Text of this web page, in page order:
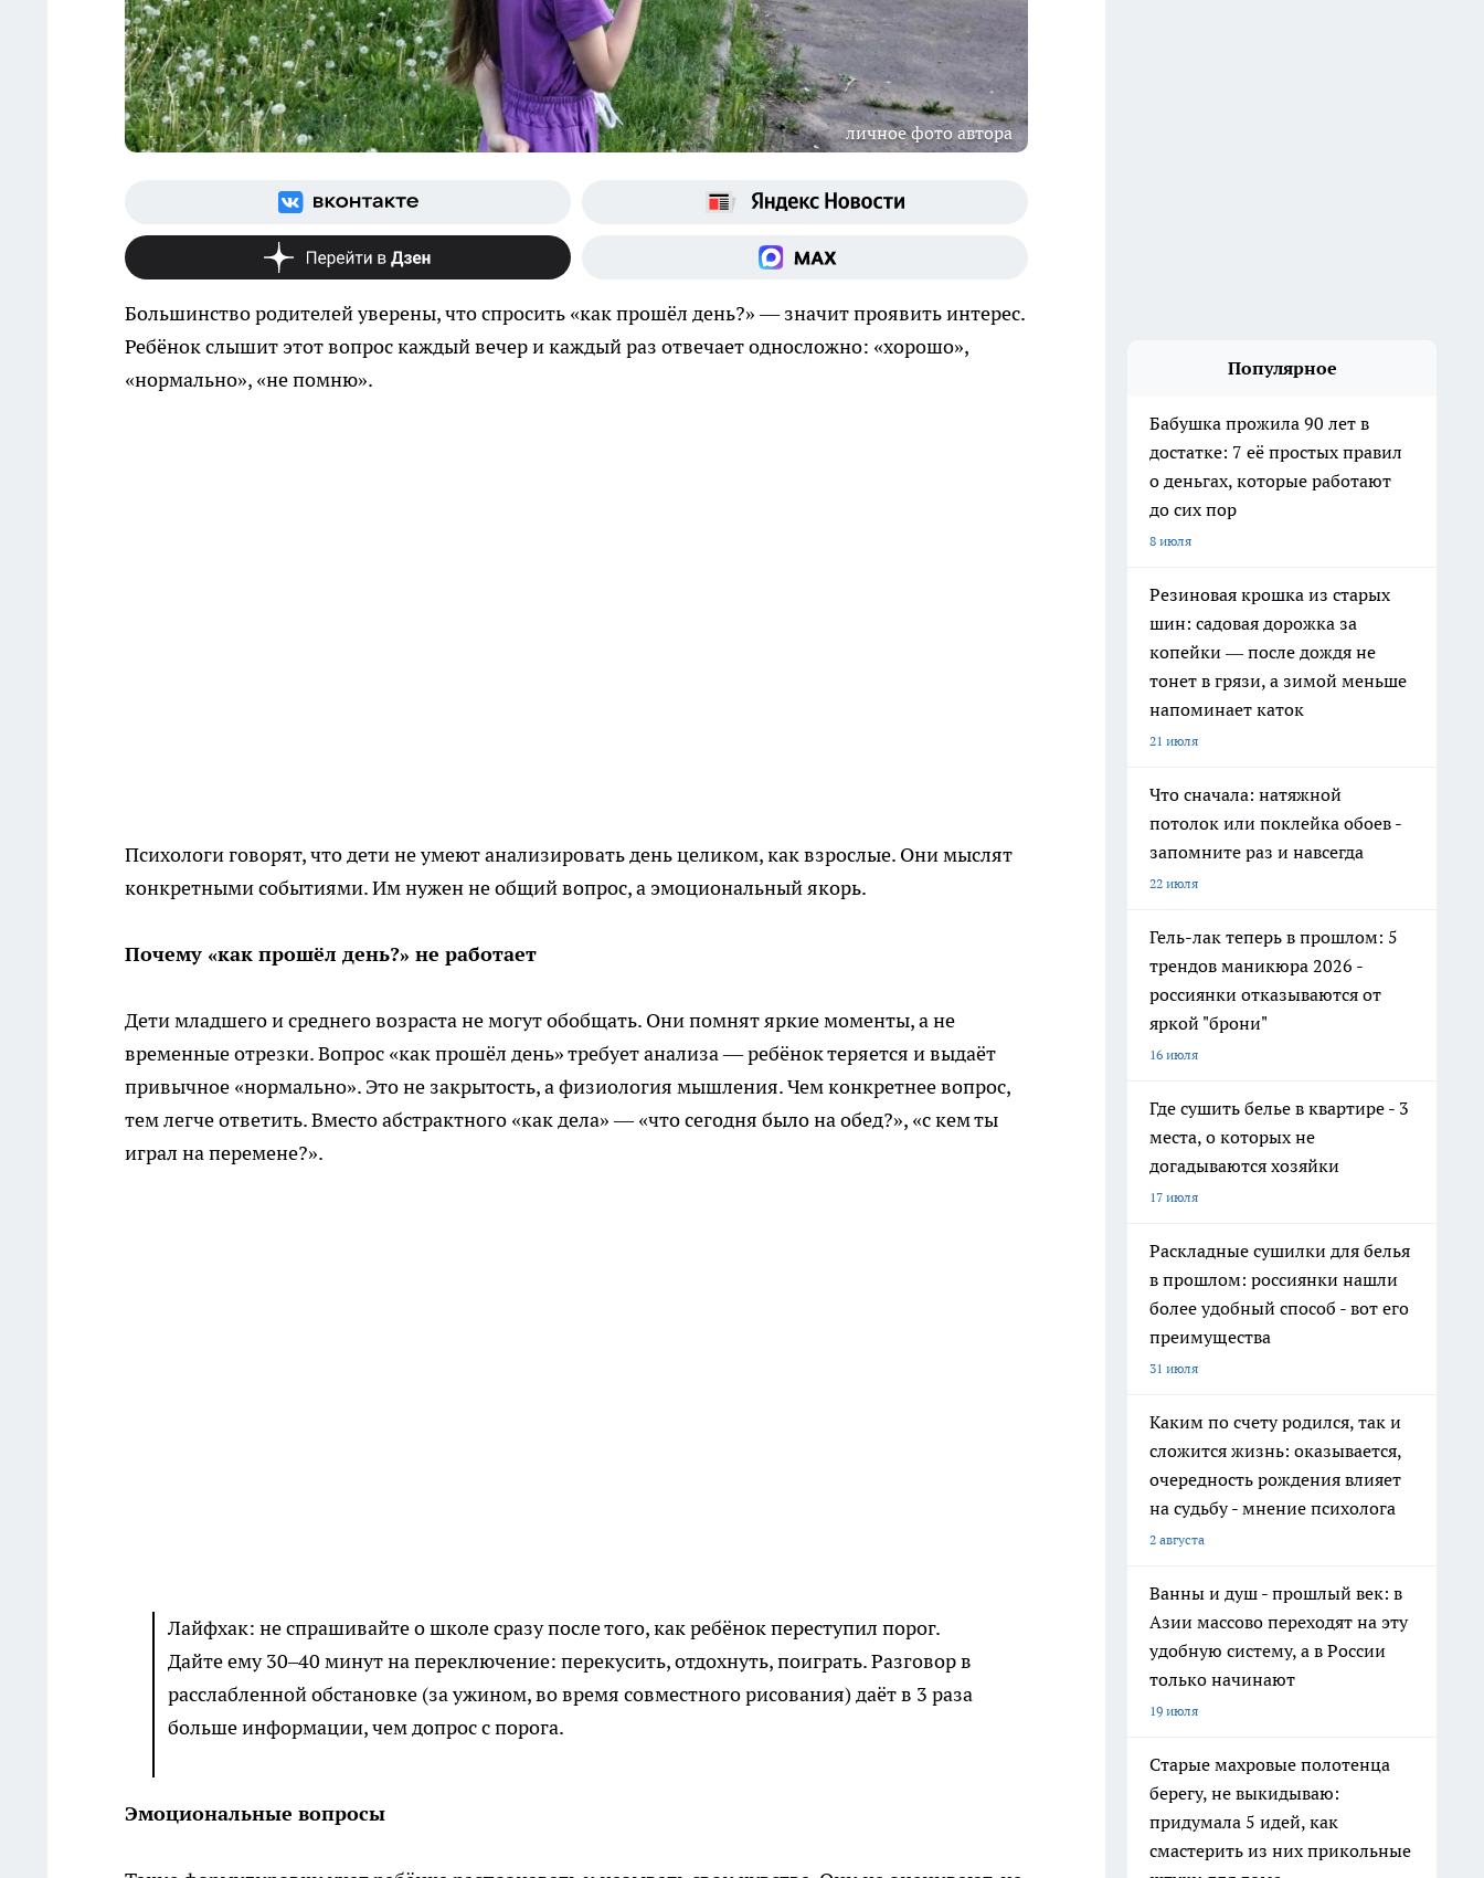
личное фото автора
Большинство родителей уверены, что спросить «как прошёл день?» — значит проявить интерес.
Ребёнок слышит этот вопрос каждый вечер и каждый раз отвечает односложно: «хорошо»,
«нормально», «не помню».
Психологи говорят, что дети не умеют анализировать день целиком, как взрослые. Они мыслят
конкретными событиями. Им нужен не общий вопрос, а эмоциональный якорь.
Почему «как прошёл день?» не работает
Дети младшего и среднего возраста не могут обобщать. Они помнят яркие моменты, а не
временные отрезки. Вопрос «как прошёл день» требует анализа — ребёнок теряется и выдаёт
привычное «нормально». Это не закрытость, а физиология мышления. Чем конкретнее вопрос,
тем легче ответить. Вместо абстрактного «как дела» — «что сегодня было на обед?», «с кем ты
играл на перемене?».
Лайфхак: не спрашивайте о школе сразу после того, как ребёнок переступил порог.
Дайте ему 30–40 минут на переключение: перекусить, отдохнуть, поиграть. Разговор в
расслабленной обстановке (за ужином, во время совместного рисования) даёт в 3 раза
больше информации, чем допрос с порога.
Эмоциональные вопросы
Популярное
Бабушка прожила 90 лет в
достатке: 7 её простых правил
о деньгах, которые работают
до сих пор
8 июля
Резиновая крошка из старых
шин: садовая дорожка за
копейки — после дождя не
тонет в грязи, а зимой меньше
напоминает каток
21 июля
Что сначала: натяжной
потолок или поклейка обоев -
запомните раз и навсегда
22 июля
Гель-лак теперь в прошлом: 5
трендов маникюра 2026 -
россиянки отказываются от
яркой "брони"
16 июля
Где сушить белье в квартире - 3
места, о которых не
догадываются хозяйки
17 июля
Раскладные сушилки для белья
в прошлом: россиянки нашли
более удобный способ - вот его
преимущества
31 июля
Каким по счету родился, так и
сложится жизнь: оказывается,
очередность рождения влияет
на судьбу - мнение психолога
2 августа
Ванны и душ - прошлый век: в
Азии массово переходят на эту
удобную систему, а в России
только начинают
19 июля
Старые махровые полотенца
берегу, не выкидываю:
придумала 5 идей, как
смастерить из них прикольные